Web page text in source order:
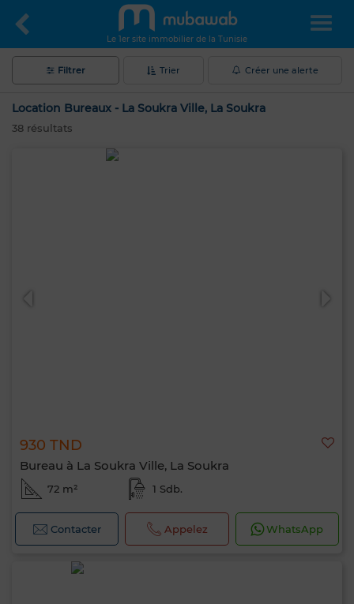
Le 1er site immobilier de la Tunisie
Filtrer Trier Créer une alerte
Location Bureaux - La Soukra Ville, La Soukra
38 résultats
930 TND
Bureau à La Soukra Ville, La Soukra
72 m² 1 Sdb.
Contacter Appelez WhatsApp